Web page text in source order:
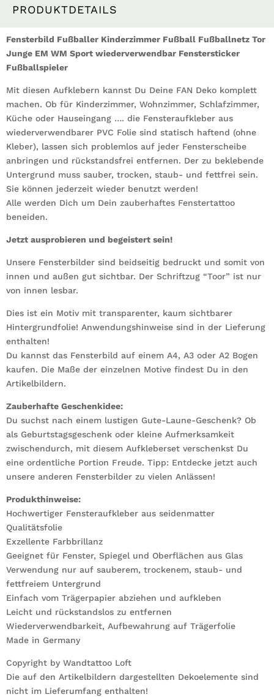
Junge
WM
Sport
wiederverwendbar
Fußballspieler
Menge
PRODUKTDETAILS
Fensterbild Fußballer Kinderzimmer Fußball Fußballnetz Tor
Junge EM WM Sport wiederverwendbar Fenstersticker
Fußballspieler
Mit diesen Aufklebern kannst Du Deine FAN Deko komplett
machen. Ob für Kinderzimmer, Wohnzimmer, Schlafzimmer,
Küche oder Hauseingang …. die Fensteraufkleber aus
wiederverwendbarer PVC Folie sind statisch haftend (ohne
Kleber), lassen sich problemlos auf jeder Fensterscheibe
anbringen und rückstandsfrei entfernen. Der zu beklebende
Untergrund muss sauber, trocken, staub- und fettfrei sein.
Sie können jederzeit wieder benutzt werden!
Alle werden Dich um Dein zauberhaftes Fenstertattoo
beneiden.
Jetzt ausprobieren und begeistert sein!
Unsere Fensterbilder sind beidseitig bedruckt und somit von
innen und außen gut sichtbar. Der Schriftzug “Toor” ist nur
von innen lesbar.
Dies ist ein Motiv mit transparenter, kaum sichtbarer
Hintergrundfolie! Anwendungshinweise sind in der Lieferung
enthalten!
Du kannst das Fensterbild auf einem A4, A3 oder A2 Bogen
kaufen. Die Maße der einzelnen Motive findest Du in den
Artikelbildern.
Zauberhafte Geschenkidee:
Du suchst nach einem lustigen Gute-Laune-Geschenk? Ob
als Geburtstagsgeschenk oder kleine Aufmerksamkeit
zwischendurch, mit diesem Aufkleberset verschenkst Du
eine ordentliche Portion Freude. Tipp: Entdecke jetzt auch
unsere anderen Fensterbilder zu vielen Anlässen!
Produkthinweise:
Hochwertiger Fensteraufkleber aus seidenmatter
Qualitätsfolie
Exzellente Farbbrillanz
Geeignet für Fenster, Spiegel und Oberflächen aus Glas
Verwendung nur auf sauberem, trockenem, staub- und
fettfreiem Untergrund
Einfach vom Trägerpapier abziehen und aufkleben
Leicht und rückstandslos zu entfernen
Wiederverwendbarkeit, Aufbewahrung auf Trägerfolie
Made in Germany
Copyright by Wandtattoo Loft
Die auf den Artikelbildern dargestellten Dekoelemente sind
nicht im Lieferumfang enthalten!